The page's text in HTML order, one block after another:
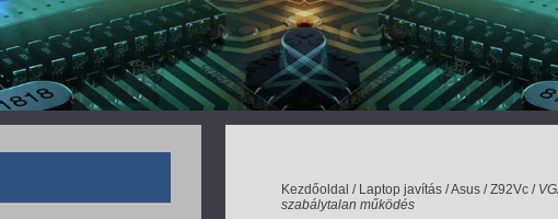
Kezdőoldal / Laptop javítás/Asus/Z92Vc/
szabálytalan működés